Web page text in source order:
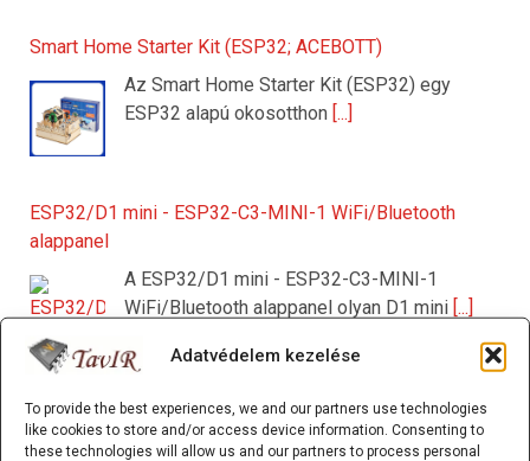
Adatvédelem kezelése
To provide the best experiences, we and our partners use technologies
like cookies to store and/or access device information. Consenting to
these technologies will allow us and our partners to process personal
Smart Home Starter Kit (ESP32; ACEBOTT)
Az Smart Home Starter Kit (ESP32) egy
ESP32 alapú okosotthon [...]
ESP32/D1 mini - ESP32-C3-MINI-1 WiFi/Bluetooth
alappanel
A ESP32/D1 mini - ESP32-C3-MINI-1
WiFi/Bluetooth alappanel olyan D1 mini [...]
125 kHz RFID kulcstartó (EM4305/T5577 írható) Fehér
A 125 kHz RFID kulcstartó (EM4305/T5577